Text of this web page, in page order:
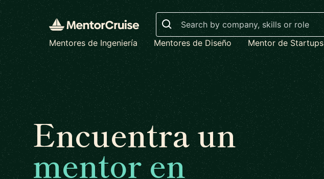
Search
Mentores de Ingeniería
Mentores de Diseño Mentor de Startups
Encuentra un
mentor en